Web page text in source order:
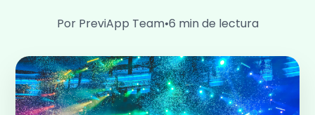
Por PreviApp Team•6 min de lectura